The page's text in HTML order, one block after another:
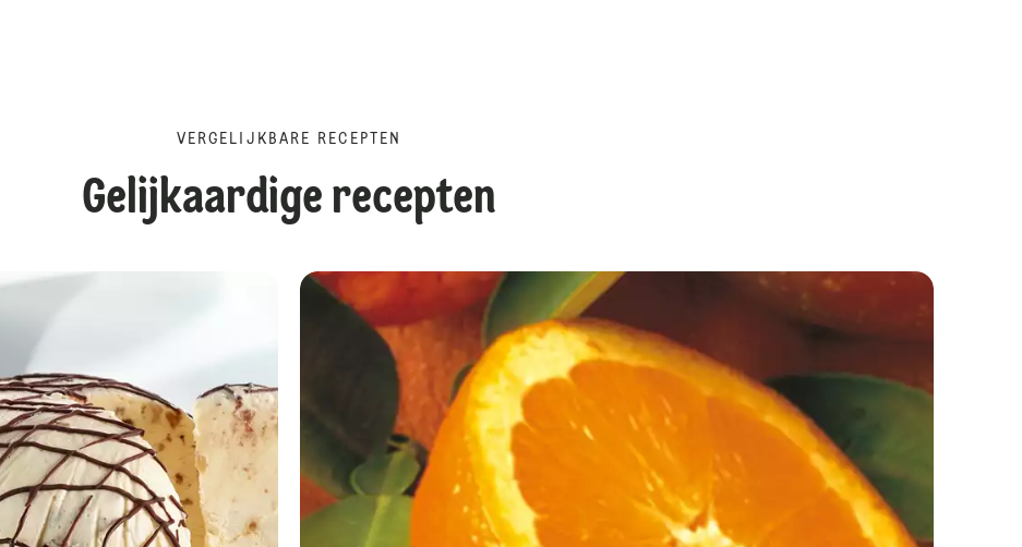
VERGELIJKBARE RECEPTEN
Gelijkaardige recepten
Vanilledessert met limoen en speculaas Walnotenparfait